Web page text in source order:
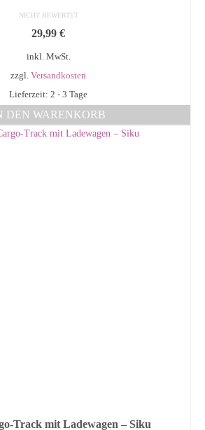
NICHT BEWERTET
29,99 €
inkl. MwSt.
zzgl. Versandkosten
Lieferzeit: 2 - 3 Tage
DEN WARENKORB
Track mit Ladewagen – Siku